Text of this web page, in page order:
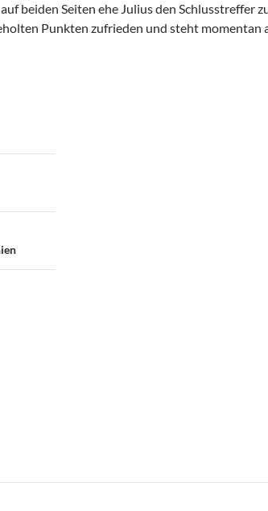
beiden Seiten ehe Julius den Schlusstreffer
Punkten zufrieden und steht momentan